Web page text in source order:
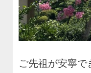
ご先祖が安寧